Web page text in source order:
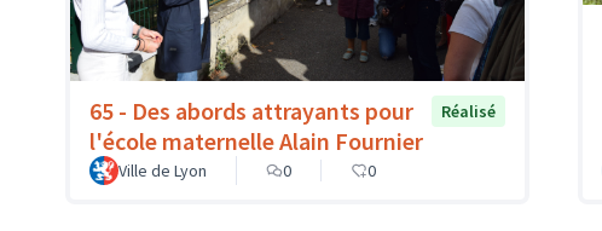
65 - Des abords attrayants pour
l'école maternelle Alain Fournier
Réalisé
Ville de Lyon 0 0